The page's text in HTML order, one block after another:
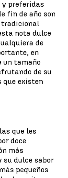
preferidas
fin de año son
tradicional
nota dulce
de
en
un tamaño
de su
que existen
que les
doce
más
su dulce sabor
pequeños